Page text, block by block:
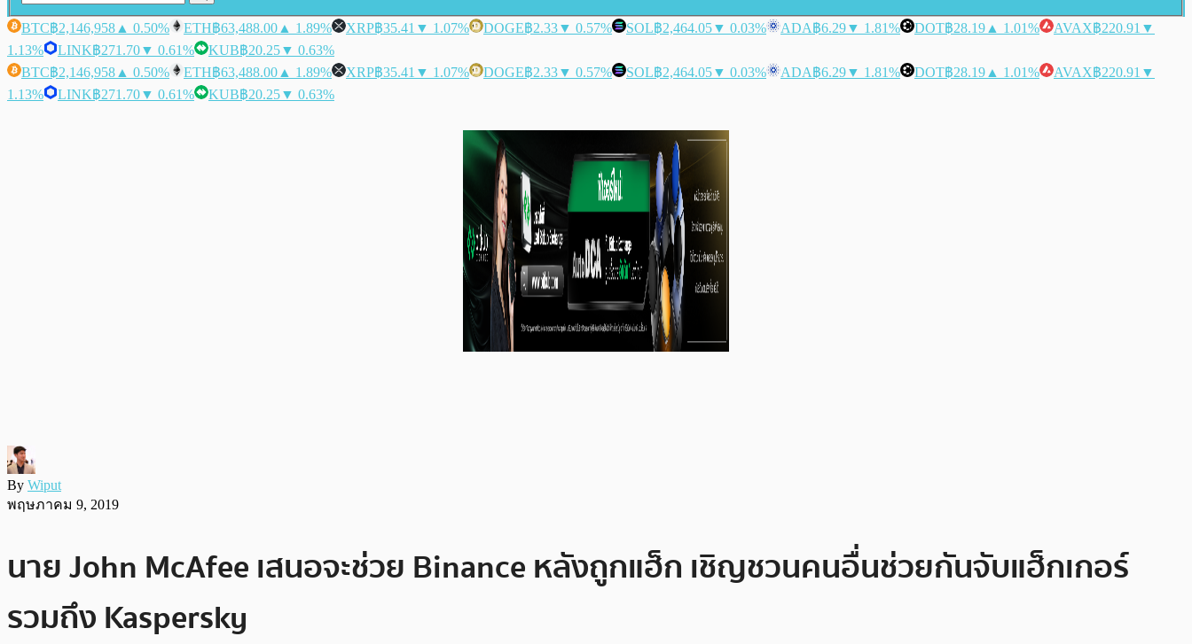
BTC฿2,146,958 ▲ 0.50% ETH฿63,488.00 ▲ 1.89% XRP฿35.41 ▼ 1.07% DOGE฿2.33▼ 0.57% SOL฿2,464.05▼ 0.03% ADA฿6.29▼ 1.81% DOT฿28.19 ▲ 1.01% AVAX฿220.91 ▼
1.13%
LINK฿271.70▼ 0.61% KUB฿20.25▼ 0.63%
BTC฿2,146,958 ▲ 0.50% ETH฿63,488.00 ▲ 1.89% XRP฿35.41 ▼ 1.07% DOGE฿2.33▼ 0.57% SOL฿2,464.05▼ 0.03% ADA฿6.29▼ 1.81% DOT฿28.19 ▲ 1.01% AVAX฿220.91 ▼
1.13%
LINK฿271.70▼ 0.61% KUB฿20.25▼ 0.63%
By Wiput
พฤษภาคม 9, 2019
นาย John McAfee เสนอจะช่วย Binance หลังถูกแฮ็ก เชิญชวนคนอื่นช่วยกันจับแฮ็กเกอร์
รวมถึง Kaspersky